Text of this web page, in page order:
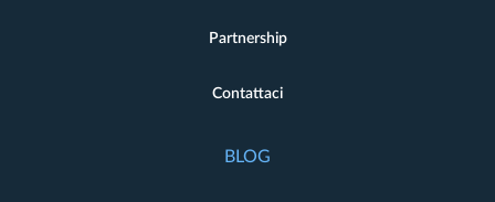
Partnership
Contattaci
BLOG